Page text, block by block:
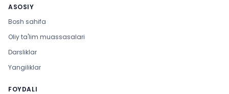
ASOSIY
Bosh sahifa
Oliy ta'lim muassasalari
Darsliklar
Yangiliklar
FOYDALI